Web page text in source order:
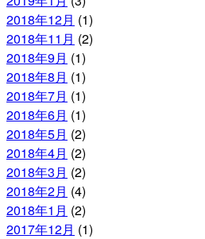
2018年12月 (1)
2018年11月 (2)
2018年9月 (1)
2018年8月 (1)
2018年7月 (1)
2018年6月 (1)
2018年5月 (2)
2018年4月 (2)
2018年3月 (2)
2018年2月 (4)
2018年1月 (2)
2017年12月 (1)